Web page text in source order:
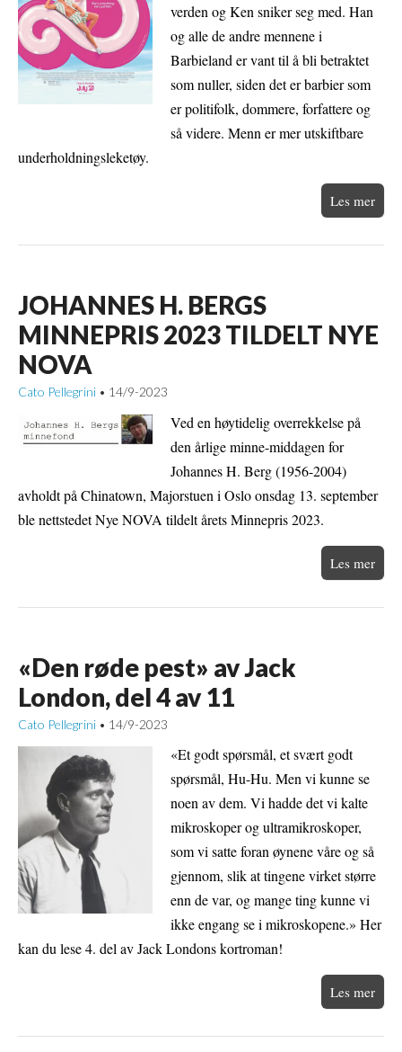
verden og Ken sniker seg med. Han
og alle de andre mennene i
Barbieland er vant til å bli betraktet
som nuller, siden det er barbier som
er politifolk, dommere, forfattere og
så videre. Menn er mer utskiftbare
underholdningsleketøy.
Les mer
JOHANNES H. BERGS
MINNEPRIS 2023 TILDELT NYE
NOVA
Cato Pellegrini • 14/9-2023
Ved en høytidelig overrekkelse på
den årlige minne-middagen for
Johannes H. Berg (1956-2004)
avholdt på Chinatown, Majorstuen i Oslo onsdag 13. september
ble nettstedet Nye NOVA tildelt årets Minnepris 2023.
Les mer
«Den røde pest» av Jack
London, del 4 av 11
Cato Pellegrini • 14/9-2023
«Et godt spørsmål, et svært godt
spørsmål, Hu-Hu. Men vi kunne se
noen av dem. Vi hadde det vi kalte
mikroskoper og ultramikroskoper,
som vi satte foran øynene våre og så
gjennom, slik at tingene virket større
enn de var, og mange ting kunne vi
ikke engang se i mikroskopene.» Her
kan du lese 4. del av Jack Londons kortroman!
Les mer